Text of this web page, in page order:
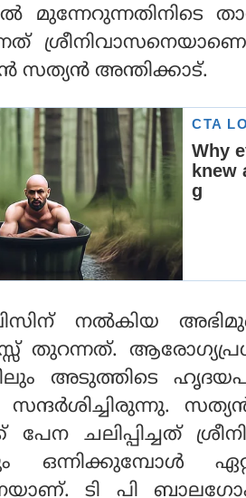
സത്യന്‍ അന്തിക്കാട്.
നല്‍കിയ
തുറന്നത്.
അടുത്തിടെ
സത്യന്‍
പേന ചലിപ്പിച്ചത്
ഒന്നിക്കുമ്പോള്‍
ടി പി